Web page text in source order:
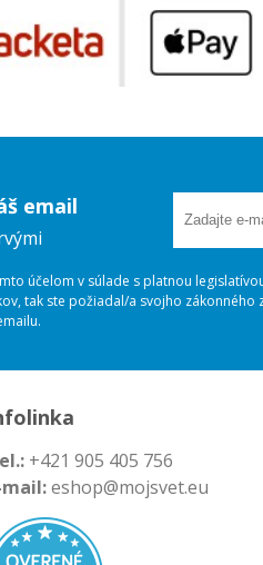
email
účelom v súlade s platnou
tak ste požiadal/a svojho
+421 905 405 756
mail:eshop@mojsvet.eu